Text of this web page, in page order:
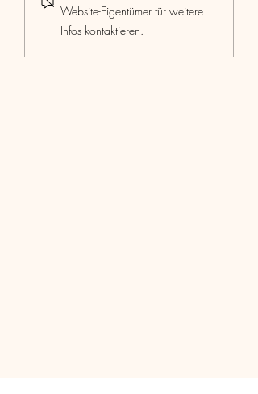
Website-Eigentümer für weitere
Infos kontaktieren.